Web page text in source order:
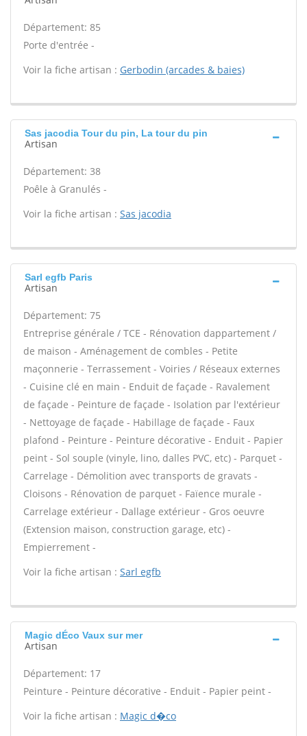
Département: 85
Porte d'entrée -
Voir la fiche artisan : Gerbodin (arcades & baies)
Sas jacodia Tour du pin, La tour du pin
Artisan
Département: 38
Poêle à Granulés -
Voir la fiche artisan : Sas jacodia
Sarl egfb Paris
Artisan
Département: 75
Entreprise générale / TCE - Rénovation dappartement /
de maison - Aménagement de combles - Petite
maçonnerie - Terrassement - Voiries / Réseaux externes
- Cuisine clé en main - Enduit de façade - Ravalement
de façade - Peinture de façade - Isolation par l'extérieur
- Nettoyage de façade - Habillage de façade - Faux
plafond - Peinture - Peinture décorative - Enduit - Papier
peint - Sol souple (vinyle, lino, dalles PVC, etc) - Parquet -
Carrelage - Démolition avec transports de gravats -
Cloisons - Rénovation de parquet - Faïence murale -
Carrelage extérieur - Dallage extérieur - Gros oeuvre
(Extension maison, construction garage, etc) -
Empierrement -
Voir la fiche artisan : Sarl egfb
Magic dÉco Vaux sur mer
Artisan
Département: 17
Peinture - Peinture décorative - Enduit - Papier peint -
Voir la fiche artisan : Magic d�co